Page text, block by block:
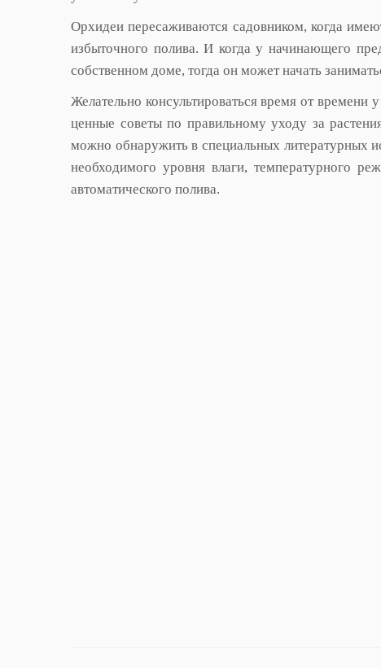
Орхидеи пересаживаются садовником, когда
избыточного полива. И когда у начинающего
собственном доме, тогда он может начать
Желательно консультироваться время от
ценные советы по правильному уходу за
можно обнаружить в специальных литературных
необходимого уровня влаги, температурного
автоматического полива.